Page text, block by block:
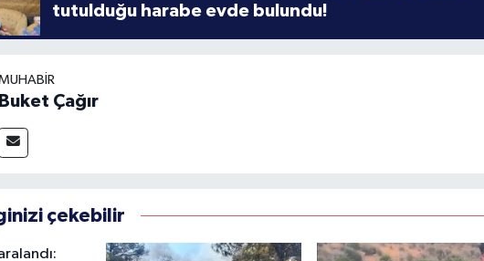
tutulduğu harabe evde bulundu!
Buket Çağır
çekebilir